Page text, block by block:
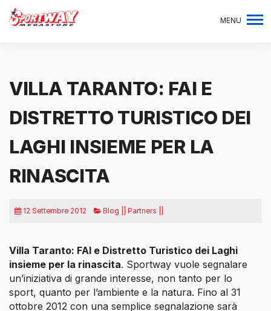
MENU
VILLA TARANTO: FAI E
DISTRETTO TURISTICO DEI
LAGHI INSIEME PER LA
RINASCITA
12 Settembre 2012 Blog || Partners ||
Villa Taranto: FAI e Distretto Turistico dei Laghi
insieme per la rinascita. Sportway vuole segnalare
un’iniziativa di grande interesse, non tanto per lo
sport, quanto per l’ambiente e la natura. Fino al 31
ottobre 2012 con una semplice segnalazione sarà